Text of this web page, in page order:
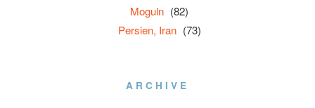
Moguln (82)
Persien, Iran (73)
ARCHIVE